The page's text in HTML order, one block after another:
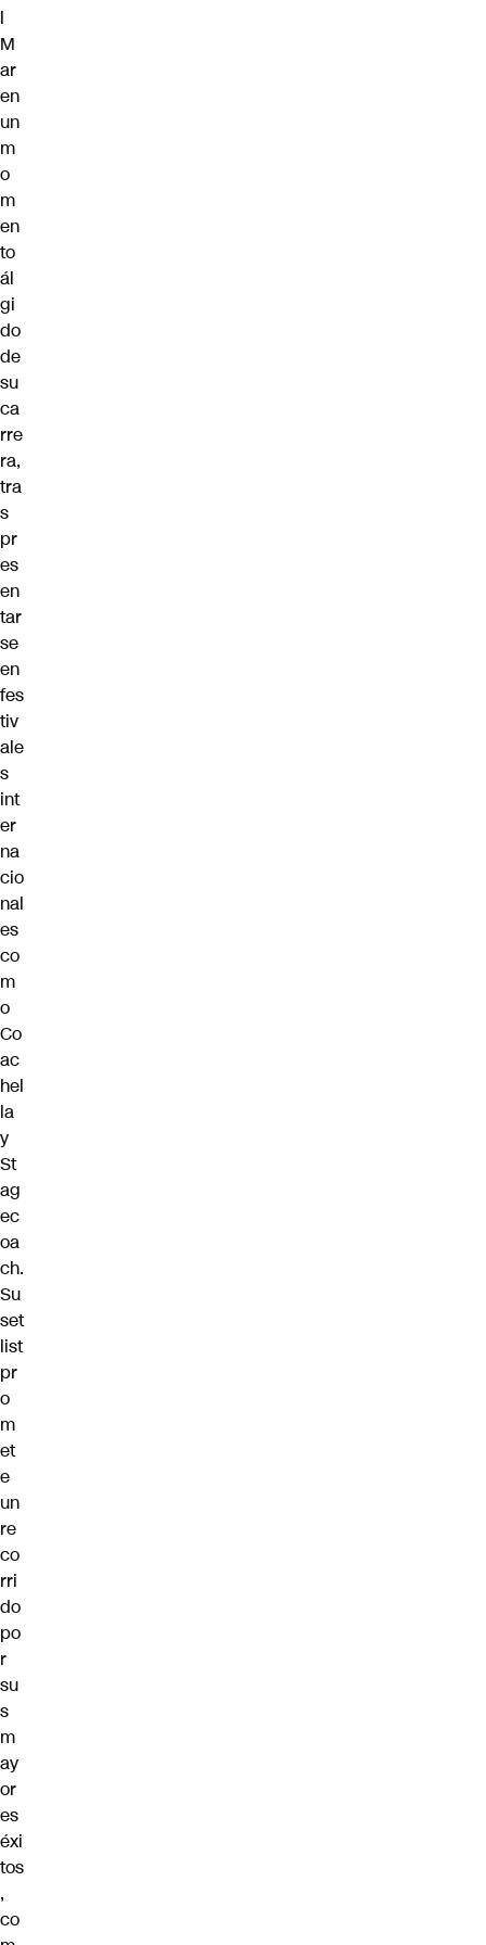
l
M
ar
en
un
m
o
m
en
to
ál
gi
do
de
su
ca
rre
ra,
tra
s
pr
es
en
tar
se
en
fes
tiv
ale
s
int
er
na
cio
nal
es
co
m
o
Co
ac
hel
la
y
St
ag
ec
oa
ch.
Su
set
list
pr
o
m
et
e
un
re
co
rri
do
po
r
su
s
m
ay
or
es
éxi
tos
,
co